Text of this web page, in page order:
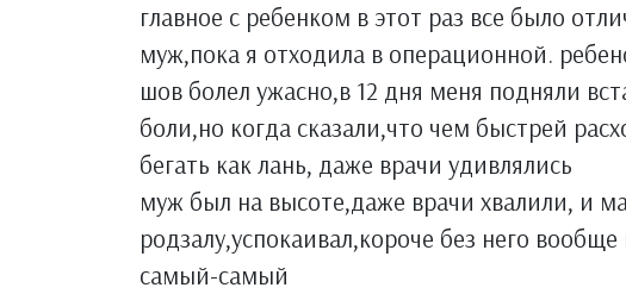
главное с ребенком в этот раз все было
муж,пока я отходила в операционной.
шов болел ужасно,в 12 дня меня подняли
боли,но когда сказали,что чем быстрей
бегать как лань, даже врачи удивлялись
муж был на высоте,даже врачи хвалили, и
родзалу,успокаивал,короче без него
самый-самый